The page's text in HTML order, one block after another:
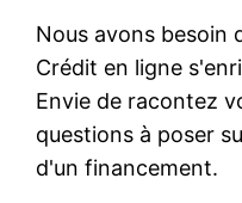
Nous avons besoin
Crédit en ligne
Envie de racontez
questions à poser
d'un financement.